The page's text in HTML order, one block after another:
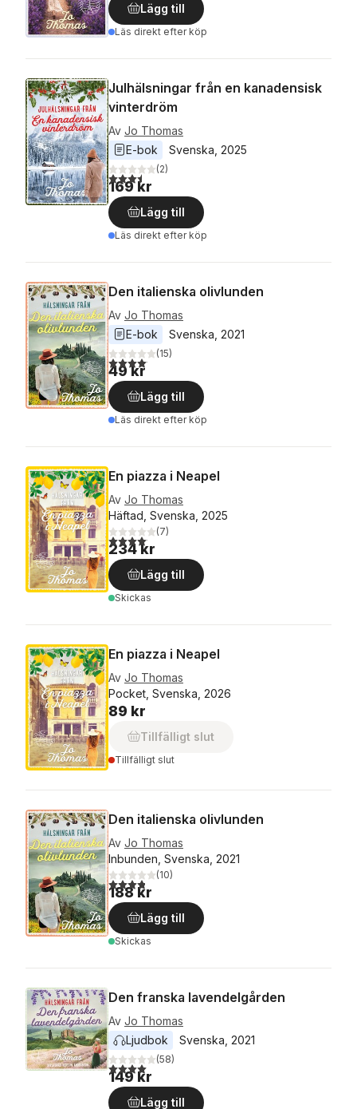
Lägg till
Läs direkt efter köp
Julhälsningar från en kanadensisk
vinterdröm
Av Jo Thomas
E-bok
Svenska 2025
3,5utav 5 stjärnor. Totalt antal röster:
(2)
169 kr
Lägg till
Läs direkt efter köp
Den italienska olivlunden
Av Jo Thomas
E-bok
Svenska 2021
4,1utav 5 stjärnor. Totalt antal röster:
(15)
49 kr
Lägg till
Läs direkt efter köp
En piazza i Neapel
Av Jo Thomas
Häftad, Svenska, 2025
4,1utav 5 stjärnor. Totalt antal röster:
(7)
234 kr
Lägg till
Skickas
En piazza i Neapel
Av Jo Thomas
Pocket, Svenska, 2026
89 kr
Tillfälligt slut
Tillfälligt slut
Den italienska olivlunden
Av Jo Thomas
Inbunden, Svenska, 2021
3,8utav 5 stjärnor. Totalt antal röster:
(10)
188 kr
Lägg till
Skickas
Den franska lavendelgården
Av Jo Thomas
Ljudbok
Svenska 2021
4,0utav 5 stjärnor. Totalt antal röster:
(58)
149 kr
Lägg till